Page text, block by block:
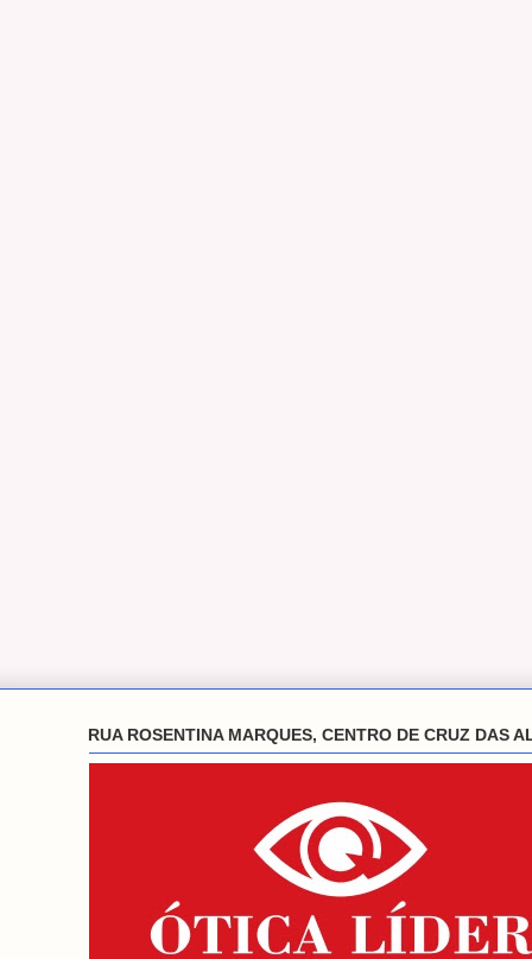
RUA ROSENTINA MARQUES, CENTRO DE CRUZ DAS